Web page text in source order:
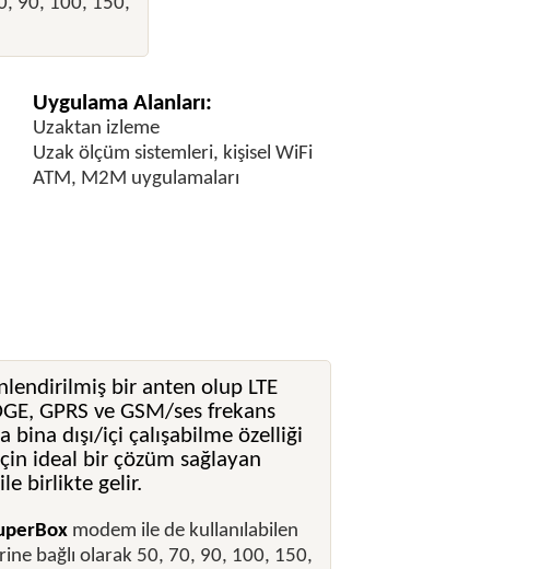
Uygulama Alanları:
Uzaktan izleme
Uzak ölçüm sistemleri, kişisel WiFi
ATM, M2M uygulamaları
bir anten olup LTE
GPRS ve GSM/ses frekans
bina dışı/içi çalışabilme özelliği
ideal bir çözüm sağlayan
birlikte gelir.
modem ile de kullanılabilen
bağlı olarak 50, 70, 90, 100, 150,